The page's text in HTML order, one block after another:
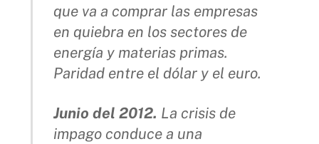
que va a comprar las empresas
en quiebra en los sectores de
energía y materias primas.
Paridad entre el dólar y el euro.
Junio del 2012. La crisis de
impago conduce a una